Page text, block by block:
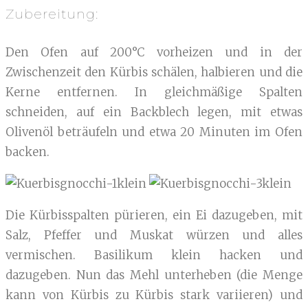
Zubereitung:
Den Ofen auf 200°C vorheizen und in der
Zwischenzeit den Kürbis schälen, halbieren und die
Kerne entfernen. In gleichmäßige Spalten
schneiden, auf ein Backblech legen, mit etwas
Olivenöl beträufeln und etwa 20 Minuten im Ofen
backen.
Die Kürbisspalten pürieren, ein Ei dazugeben, mit
Salz, Pfeffer und Muskat würzen und alles
vermischen. Basilikum klein hacken und
dazugeben. Nun das Mehl unterheben (die Menge
kann von Kürbis zu Kürbis stark variieren) und